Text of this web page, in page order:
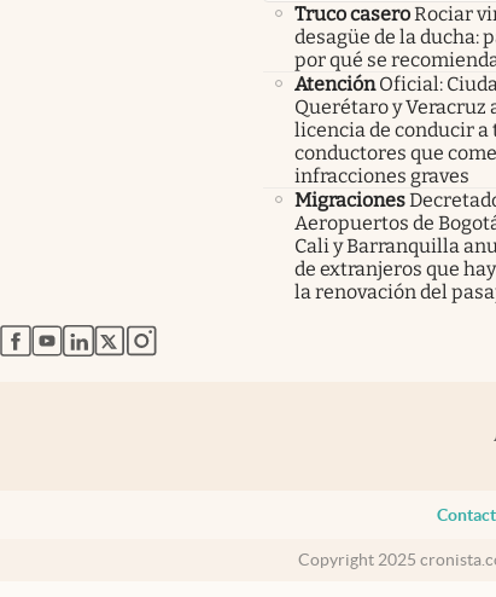
Truco caseroRociar
desagüe de la ducha:
por qué se
Atención Oficial:
Querétaro y Veracruz
licencia de conducir a
conductores que
infracciones graves
Migraciones
Aeropuertos de
Cali y Barranquilla
de extranjeros que
la renovación del
abre en nueva pestaña
abre en nueva pestaña
abre en nueva pestaña
abre en nueva pestaña
abre en nueva pestaña
Copyright 2025